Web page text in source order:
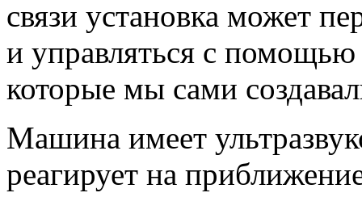
связи установка может
и управляться с
которые мы сами
Машина имеет
реагирует на